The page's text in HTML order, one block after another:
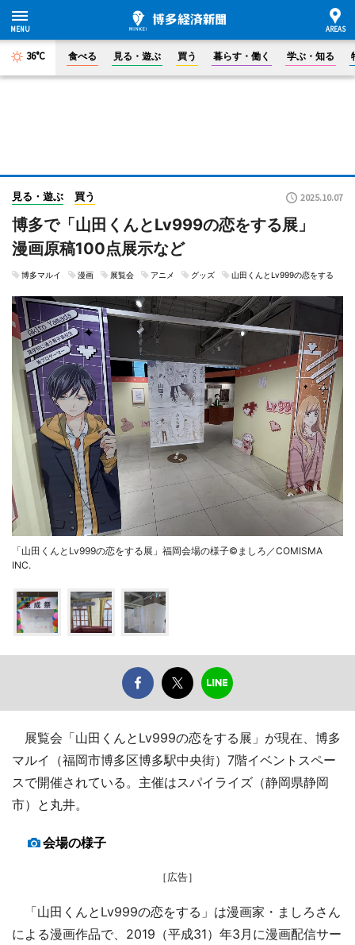
36°C 食べる 見る・遊ぶ 買う 暮らす・働く 学ぶ・知る
見る・遊ぶ 買う 2025.10.07
博多で「山田くんとLv999の恋をする展」
漫画原稿100点展示など
博多マルイ 漫画 展覧会 アニメ グッズ 山田くんとLv999の恋をする
「山田くんとLv999の恋をする展」福岡会場の様子©ましろ／COMISMA
INC.
展覧会「山田くんとLv999の恋をする展」が現在、博多
マルイ（福岡市博多区博多駅中央街）7階イベントスペー
スで開催されている。主催はスパイライズ（静岡県静岡
市）と丸井。
会場の様子
［広告］
「山田くんとLv999の恋をする」は漫画家・ましろさん
による漫画作品で、2019（平成31）年3月に漫画配信サー